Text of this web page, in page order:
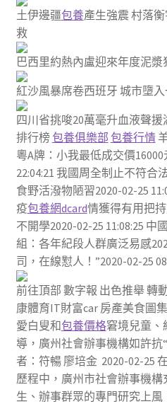
土伊邊疆包養產生強震 村落
救
巴西里約熱內盧迎來年度泥漿
紅沙風暴席卷西班牙 城市墮
四川省挑唆20萬毫升血液聲援
排行榜 包養俱樂部 包養行情
粵A牌：小我最低成交價
22:04:21 我國周全制止不符合
食野活潑物陋習2020-02-25
疫包養網dcard情獲得有用把
不開學2020-02-25 11:08:25
組：各年紀段人群廣泛易感
司，在線懟人！”2020-02-25
前往頂部 數字報 出色推舉 轉
康體育IT財富car 房產美食圖
愛白叟和包養價格窘境兒童、
導，廣州社會辦事機構如許抗
者：符暢 廖培金 2020-02-25
歷程中，廣州市社會辦事機
生、辦事群眾的專門研究上